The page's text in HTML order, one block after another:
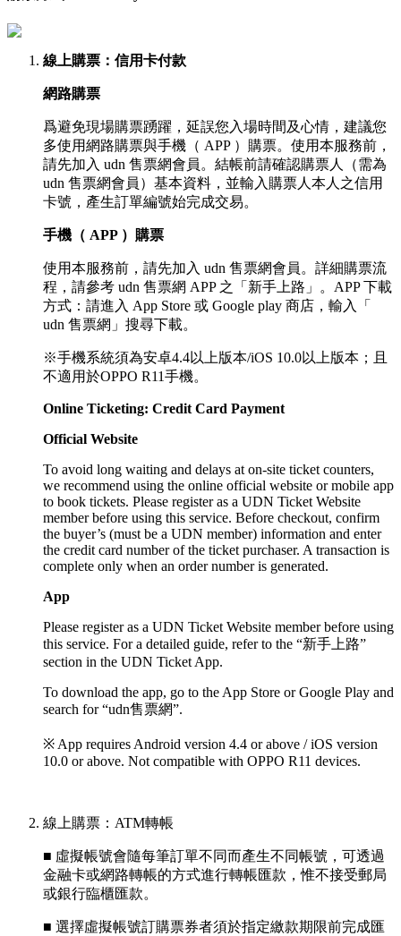
線上購票 ：信用卡付款
網路購票
爲避免現場購票踴躍，延誤您入場時間及心情，建議您
多使用網路購票與手機（ APP ）購票。使用本服務前，
請先加入 udn 售票網會員。結帳前請確認購票人（需為
udn 售票網會員）基本資料，並輸入購票人本人之信用
卡號，產生訂單編號始完成交易。
手機（ APP ）購票
使用本服務前，請先加入 udn 售票網會員。詳細購票流
程，請參考 udn 售票網 APP 之「新手上路」。APP 下載
方式：請進入 App Store 或 Google play 商店，輸入「
udn 售票網」搜尋下載。
※手機系統須為安卓4.4以上版本/iOS 10.0以上版本；且
不適用於OPPO R11手機。
Online Ticketing: Credit Card Payment
Official Website
To avoid long waiting and delays at on-site ticket counters,
we recommend using the online official website or mobile app
to book tickets. Please register as a UDN Ticket Website
member before using this service. Before checkout, confirm
the buyer’s (must be a UDN member) information and enter
the credit card number of the ticket purchaser. A transaction is
complete only when an order number is generated.
App
Please register as a UDN Ticket Website member before using
this service. For a detailed guide, refer to the “新手上路”
section in the UDN Ticket App.
To download the app, go to the App Store or Google Play and
search for “udn售票網”.
※ App requires Android version 4.4 or above / iOS version
10.0 or above. Not compatible with OPPO R11 devices.
線上購票：ATM轉帳
■ 虛擬帳號會隨每筆訂單不同而產生不同帳號，可透過
金融卡或網路轉帳的方式進行轉帳匯款，惟不接受郵局
或銀行臨櫃匯款。
■ 選擇虛擬帳號訂購票券者須於指定繳款期限前完成匯